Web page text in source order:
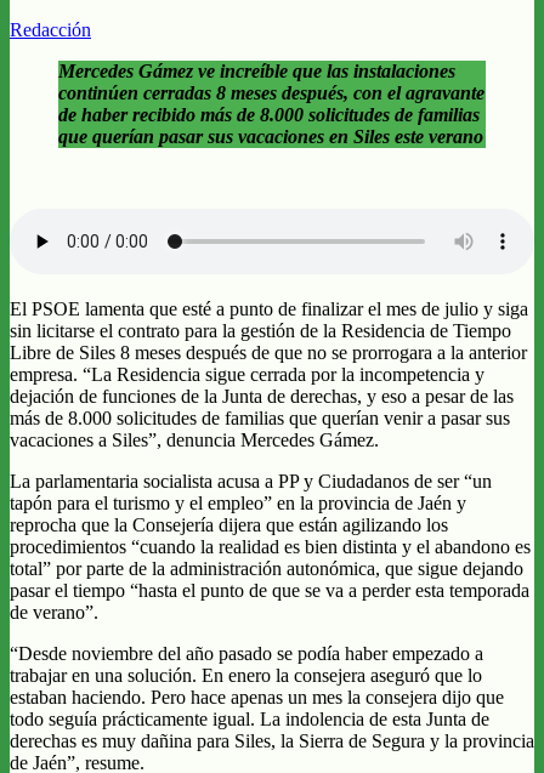
Redacción
Mercedes Gámez ve increíble que las instalaciones
continúen cerradas 8 meses después, con el agravante
de haber recibido más de 8.000 solicitudes de familias
que querían pasar sus vacaciones en Siles este verano
El PSOE lamenta que esté a punto de finalizar el mes de julio y siga
sin licitarse el contrato para la gestión de la Residencia de Tiempo
Libre de Siles 8 meses después de que no se prorrogara a la anterior
empresa. “La Residencia sigue cerrada por la incompetencia y
dejación de funciones de la Junta de derechas, y eso a pesar de las
más de 8.000 solicitudes de familias que querían venir a pasar sus
vacaciones a Siles”, denuncia Mercedes Gámez.
La parlamentaria socialista acusa a PP y Ciudadanos de ser “un
tapón para el turismo y el empleo” en la provincia de Jaén y
reprocha que la Consejería dijera que están agilizando los
procedimientos “cuando la realidad es bien distinta y el abandono es
total” por parte de la administración autonómica, que sigue dejando
pasar el tiempo “hasta el punto de que se va a perder esta temporada
de verano”.
“Desde noviembre del año pasado se podía haber empezado a
trabajar en una solución. En enero la consejera aseguró que lo
estaban haciendo. Pero hace apenas un mes la consejera dijo que
todo seguía prácticamente igual. La indolencia de esta Junta de
derechas es muy dañina para Siles, la Sierra de Segura y la provincia
de Jaén”, resume.